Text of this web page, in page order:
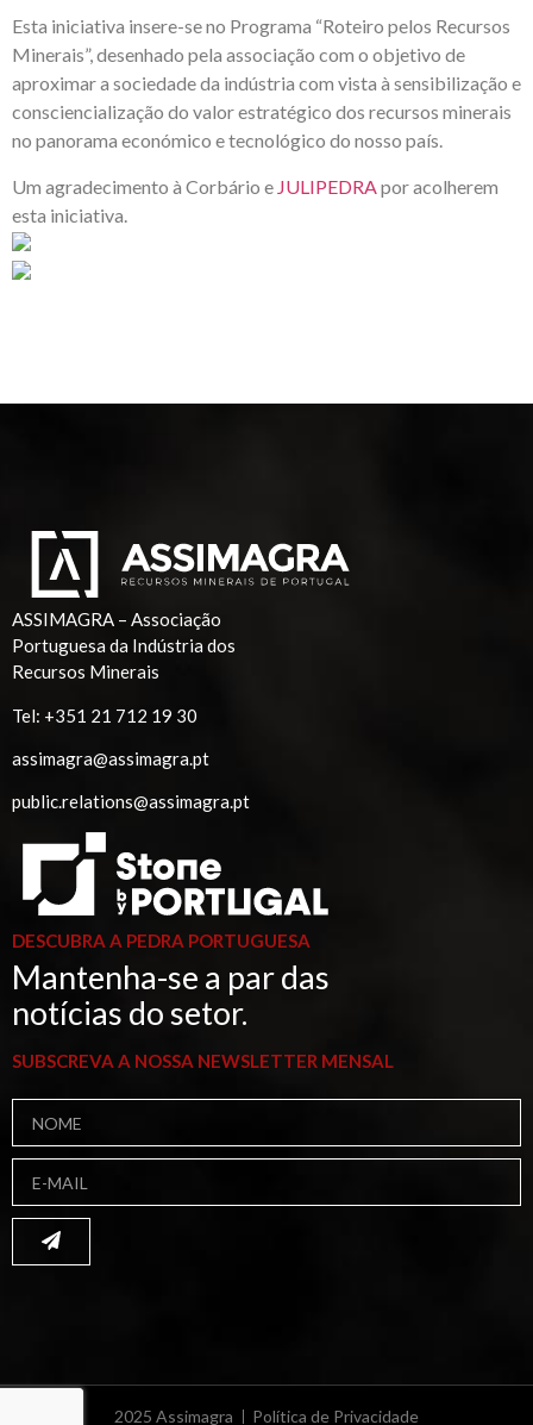
Esta iniciativa insere-se no Programa “Roteiro pelos Recursos
Minerais”, desenhado pela associação com o objetivo de
aproximar a sociedade da indústria com vista à sensibilização e
consciencialização do valor estratégico dos recursos minerais
no panorama económico e tecnológico do nosso país.
Um agradecimento à Corbário e JULIPEDRA por acolherem
esta iniciativa.
ASSIMAGRA – Associação
Portuguesa da Indústria dos
Recursos Minerais
Tel: +351 21 712 19 30
assimagra@assimagra.pt
public.relations@assimagra.pt
DESCUBRA A PEDRA PORTUGUESA
Mantenha-se a par das
notícias do setor.
SUBSCREVA A NOSSA NEWSLETTER MENSAL
2025 Assimagra Política de Privacidade